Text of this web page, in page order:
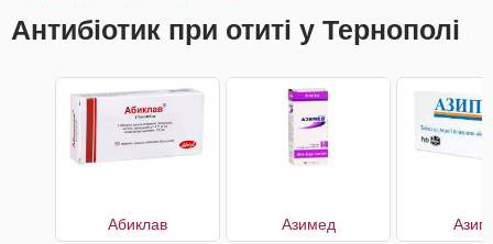
Антибіотик при отиті у Тернополі
Абиклав Азимед